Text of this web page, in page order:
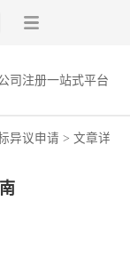
司注册一站式平台
异议申请 > 文章详